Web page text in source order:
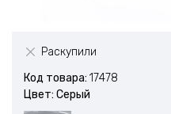
Раскупили
Код товара: 17478
Цвет: Серый